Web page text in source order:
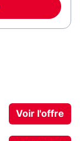
Voir l'offre